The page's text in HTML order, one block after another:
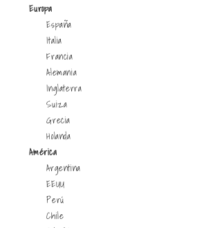
Europa
España
Italia
Francia
Alemania
Inglaterra
Suiza
Grecia
Holanda
América
Argentina
EEUU
Perú
Chile